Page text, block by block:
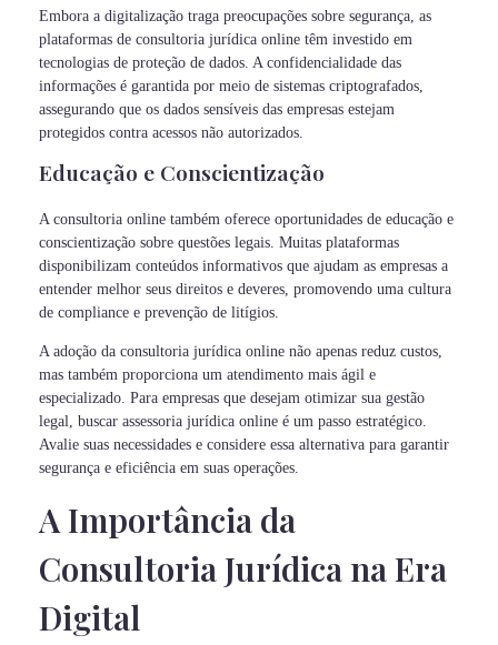
Embora a digitalização traga preocupações sobre segurança, as
plataformas de consultoria jurídica online têm investido em
tecnologias de proteção de dados. A confidencialidade das
informações é garantida por meio de sistemas criptografados,
assegurando que os dados sensíveis das empresas estejam
protegidos contra acessos não autorizados.
Educação e Conscientização
A consultoria online também oferece oportunidades de educação e
conscientização sobre questões legais. Muitas plataformas
disponibilizam conteúdos informativos que ajudam as empresas a
entender melhor seus direitos e deveres, promovendo uma cultura
de compliance e prevenção de litígios.
A adoção da consultoria jurídica online não apenas reduz custos,
mas também proporciona um atendimento mais ágil e
especializado. Para empresas que desejam otimizar sua gestão
legal, buscar assessoria jurídica online é um passo estratégico.
Avalie suas necessidades e considere essa alternativa para garantir
segurança e eficiência em suas operações.
A Importância da
Consultoria Jurídica na Era
Digital